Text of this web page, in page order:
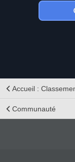
Accueil :
Communauté